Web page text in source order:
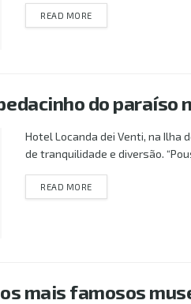
READ MOREDETAILS
do paraíso
Hotel Locanda dei Venti, na Ilha
de tranquilidade e diversão.
READ MOREDETAILS
mais famosos